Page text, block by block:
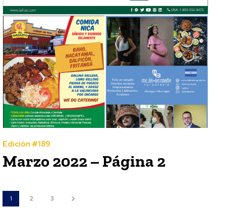
Edición #189
Marzo 2022 – Página 2
1 2 3